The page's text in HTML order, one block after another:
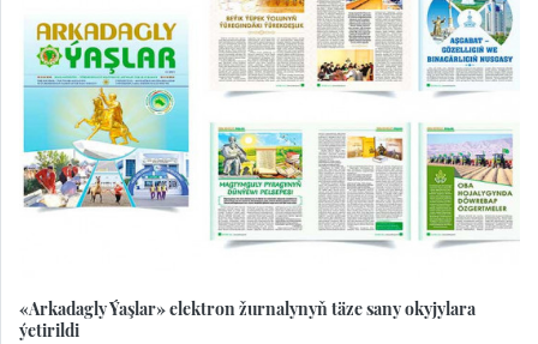
«Arkadagly Ýaşlar» elektron žurnalynyň täze sany okyjylara
ýetirildi